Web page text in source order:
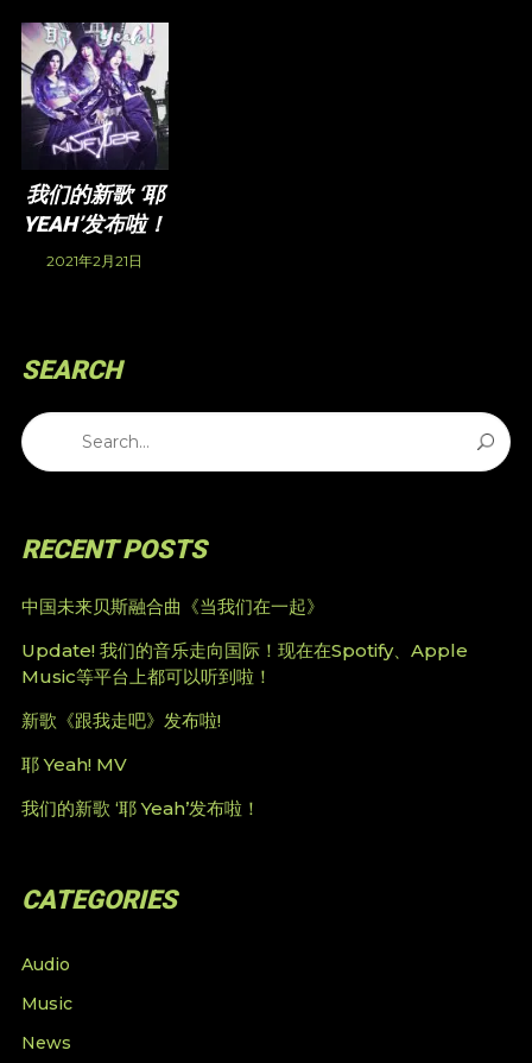
我们的新歌 ‘耶
YEAH’发布啦！
2021年2月21日
SEARCH
RECENT POSTS
中国未来贝斯融合曲《当我们在一起》
Update! 我们的音乐走向国际！现在在Spotify、Apple
Music等平台上都可以听到啦！
新歌《跟我走吧》发布啦!
耶 Yeah! MV
我们的新歌 ‘耶 Yeah’发布啦！
CATEGORIES
Audio
Music
News